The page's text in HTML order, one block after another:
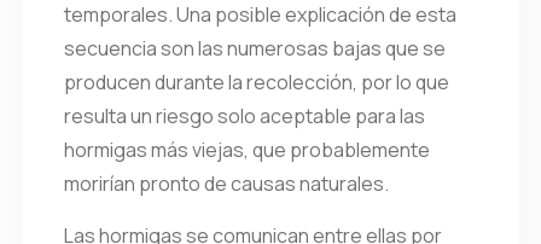
temporales. Una posible explicación de esta
secuencia son las numerosas bajas que se
producen durante la recolección, por lo que
resulta un riesgo solo aceptable para las
hormigas más viejas, que probablemente
morirían pronto de causas naturales.
Las hormigas se comunican entre ellas por